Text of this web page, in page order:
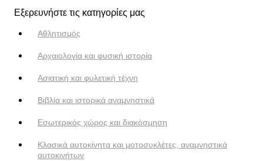
Εξερευνήστε τις κατηγορίες μας
Αθλητισμός
Αρχαιολογία και φυσική ιστορία
Ασιατική και φυλετική τέχνη
Βιβλία και ιστορικά αναμνηστικά
Εσωτερικός χώρος και διακόσμηση
Κλασικά αυτοκίνητα και μοτοσυκλέτες, αναμνηστικά
αυτοκινήτων